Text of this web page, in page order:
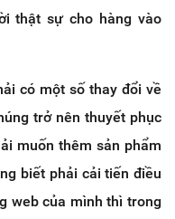
thật sự cho hàng vào
có một số thay đổi về
trở nên thuyết phục
muốn thêm sản phẩm
biết phải cải tiến điều
web của mình thì trong